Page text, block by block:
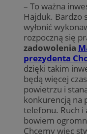
– To ważna
Hajduk. Bardzo
wyłonić
rozpoczną się
zadowolenia
prezydenta
dzięki takim
będą więcej
powietrzu i
konkurencją na
telefonu. Ruch i
bowiem
Chcemy więc